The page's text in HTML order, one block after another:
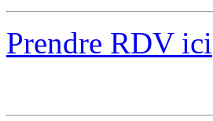
Prendre RDV ici